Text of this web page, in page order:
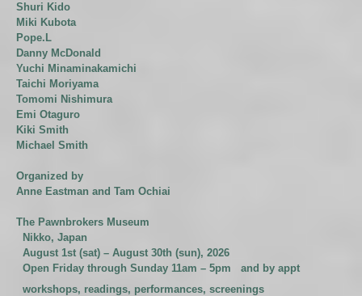
Shuri Kido
Miki Kubota
Pope.L
Danny McDonald
Yuchi Minaminakamichi
Taichi Moriyama
Tomomi Nishimura
Emi Otaguro
Kiki Smith
Michael Smith
Organized by
Anne Eastman and Tam Ochiai
The Pawnbrokers Museum
Nikko, Japan
August 1st (sat) – August 30th (sun), 2026
Open Friday through Sunday 11am – 5pm and by appt
workshops, readings, performances, screenings